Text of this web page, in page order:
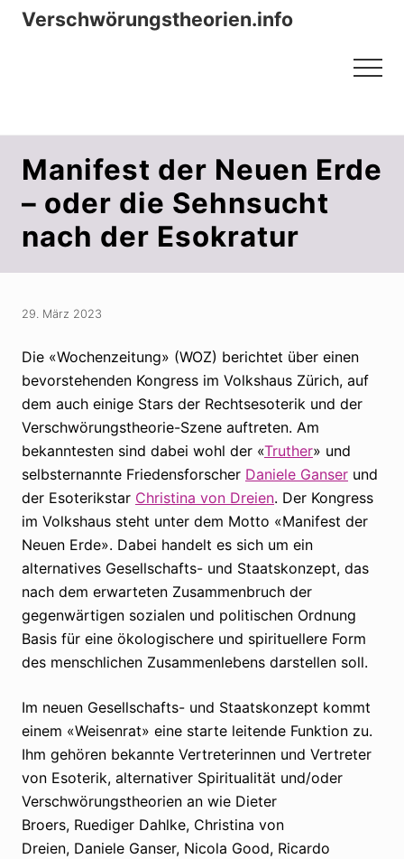
Menu
Zum
ZurVerschwörungstheorien.info
Menu
Manifest der Neuen Erde
– oder die Sehnsucht
nach der Esokratur
29. März 2023
Die «Wochenzeitung» (WOZ) berichtet über einen
bevorstehenden Kongress im Volkshaus Zürich, auf
dem auch einige Stars der Rechtsesoterik und der
Verschwörungstheorie-Szene auftreten. Am
bekanntesten sind dabei wohl der «Truther» und
selbsternannte Friedensforscher Daniele Ganser und
der Esoterikstar Christina von Dreien. Der Kongress
im Volkshaus steht unter dem Motto «Manifest der
Neuen Erde». Dabei handelt es sich um ein
alternatives Gesellschafts- und Staatskonzept, das
nach dem erwarteten Zusammenbruch der
gegenwärtigen sozialen und politischen Ordnung
Basis für eine ökologischere und spirituellere Form
des menschlichen Zusammenlebens darstellen soll.
Im neuen Gesellschafts- und Staatskonzept kommt
einem «Weisenrat» eine starte leitende Funktion zu.
Ihm gehören bekannte Vertreterinnen und Vertreter
von Esoterik, alternativer Spiritualität und/oder
Verschwörungstheorien an wie Dieter
Broers, Ruediger Dahlke, Christina von
Dreien, Daniele Ganser, Nicola Good, Ricardo